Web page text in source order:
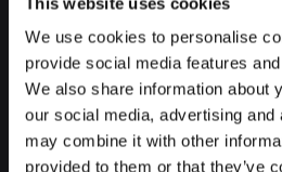
We use cookies to personalise
provide social media features
We also share information about
our social media, advertising
may combine it with other
provided to them or that they’ve
Algo que antes podías ver de tarde
lugares y eventos, hoy en día ha
consecuencia, se han creado
simuladores.
Los encuentras de todo tipo, y si